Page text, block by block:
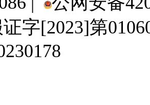
字[2023]第